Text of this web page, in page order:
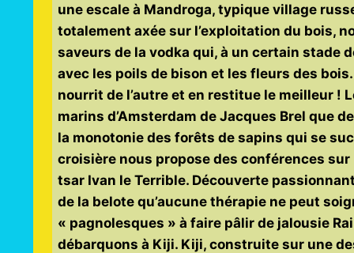
une escale à Mandroga, typique village
totalement axée sur l’exploitation du bois,
saveurs de la vodka qui, à un certain stade
avec les poils de bison et les fleurs des
nourrit de l’autre et en restitue le meilleur !
marins d’Amsterdam de Jacques Brel que
la monotonie des forêts de sapins qui se
croisière nous propose des conférences sur
tsar Ivan le Terrible. Découverte
de la belote qu’aucune thérapie ne peut
« pagnolesques » à faire pâlir de jalousie
débarquons à Kiji. Kiji, construite sur une